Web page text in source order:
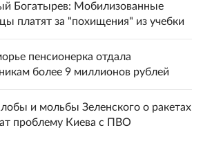
Богатырев: Мобилизованные
платят за "похищения" из учебки
пенсионерка отдала
более 9 миллионов рублей
и мольбы Зеленского о ракетах
проблему Киева с ПВО